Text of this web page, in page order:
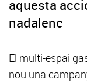
aquesta
nadalenc
El multi-espai
nou una